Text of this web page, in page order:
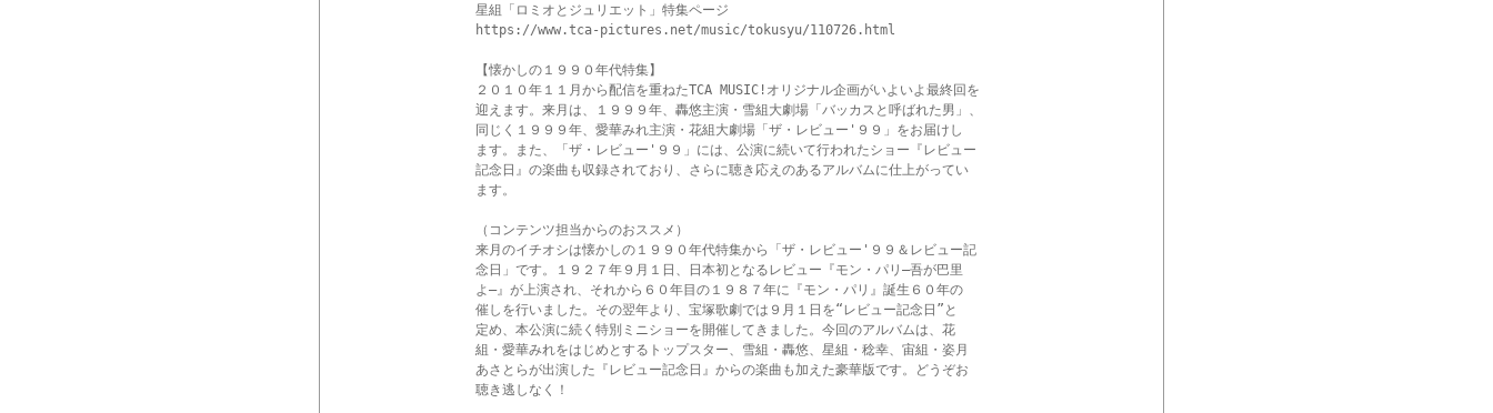
星組「ロミオとジュリエット」特集ページ
https://www.tca-pictures.net/music/tokusyu/110726.html
【懐かしの１９９０年代特集】
２０１０年１１月から配信を重ねたTCA MUSIC!オリジナル企画がいよいよ最終回を
迎えます。来月は、１９９９年、轟悠主演・雪組大劇場「バッカスと呼ばれた男」、
同じく１９９９年、愛華みれ主演・花組大劇場「ザ・レビュー'９９」をお届けし
ます。また、「ザ・レビュー'９９」には、公演に続いて行われたショー『レビュー
記念日』の楽曲も収録されており、さらに聴き応えのあるアルバムに仕上がってい
ます。
（コンテンツ担当からのおススメ）
来月のイチオシは懐かしの１９９０年代特集から「ザ・レビュー'９９＆レビュー記
念日」です。１９２７年９月１日、日本初となるレビュー『モン・パリ―吾が巴里
よ―』が上演され、それから６０年目の１９８７年に『モン・パリ』誕生６０年の
催しを行いました。その翌年より、宝塚歌劇では９月１日を“レビュー記念日”と
定め、本公演に続く特別ミニショーを開催してきました。今回のアルバムは、花
組・愛華みれをはじめとするトップスター、雪組・轟悠、星組・稔幸、宙組・姿月
あさとらが出演した『レビュー記念日』からの楽曲も加えた豪華版です。どうぞお
聴き逃しなく！